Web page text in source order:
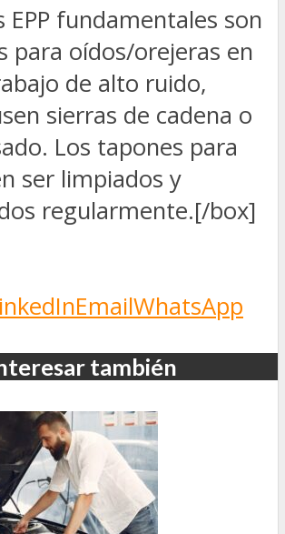
EPP fundamentales son
para oídos/orejeras en
de alto ruido,
sierras de cadena o
Los tapones para
ser limpiados y
regularmente.[/box]
EmailWhatsApp
también